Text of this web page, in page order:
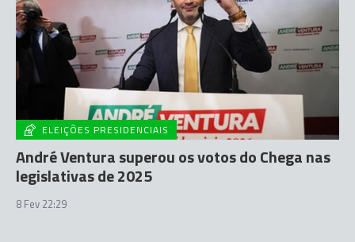
ELEIÇÕES PRESIDENCIAIS
André Ventura superou os votos do Chega nas
legislativas de 2025
8 Fev 22:29